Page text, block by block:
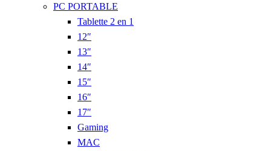
PC PORTABLE
Tablette 2 en 1
12″
13″
14″
15″
16″
17″
Gaming
MAC